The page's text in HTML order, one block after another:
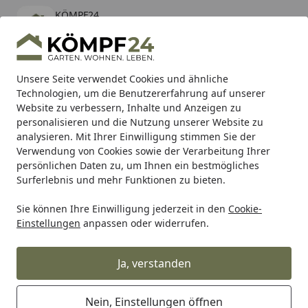
Unsere Seite verwendet Cookies und ähnliche
Technologien, um die Benutzererfahrung auf unserer
Website zu verbessern, Inhalte und Anzeigen zu
personalisieren und die Nutzung unserer Website zu
analysieren. Mit Ihrer Einwilligung stimmen Sie der
Verwendung von Cookies sowie der Verarbeitung Ihrer
persönlichen Daten zu, um Ihnen ein bestmögliches
Surferlebnis und mehr Funktionen zu bieten.
Sie können Ihre Einwilligung jederzeit in den Cookie-
Einstellungen anpassen oder widerrufen.
Ja, verstanden
Nein, Einstellungen öffnen
KÖMPF24
kostenlos - Im App Store
Hotline
Alle Produkte
Mein Konto
Suchen
Karibu Pools inkl. gratis Sandfilteranlage & Pool-
Starterset (Gesamtwert bis 468,99€)
Startseite
Tierbedarf & Tiernahrung Hundebedarf Hundefutter
WOLFSBLUT Blue Mountain
Wildfleisch mit Kartoffeln
Hundetrockenfutter